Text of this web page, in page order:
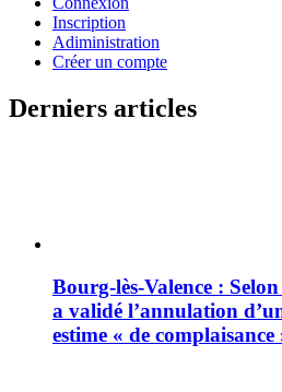
Inscription
Adiministration
Créer un compte
Derniers articles
Bourg-lès-Valence :
a validé l’annulation
estime « de complaisance